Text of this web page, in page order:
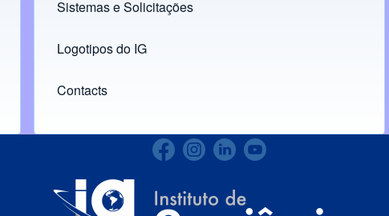
Sistemas e Solicitações
(opens in new tab)
Logotipos do IG
(opens in new tab)
Contacts